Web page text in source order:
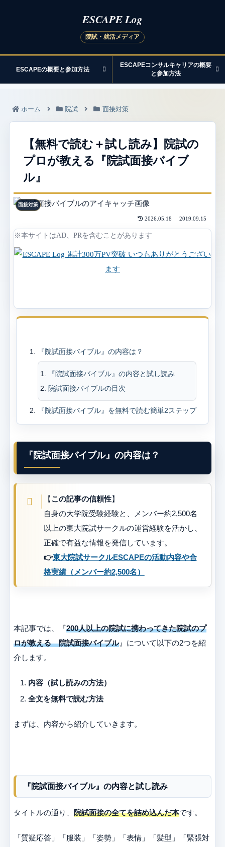
ESCAPEの概要と参加方法
ESCAPEコンサルキャリアの概要
と参加方法
ホーム 院試 面接対策
【無料で読む＋試し読み】院試の
プロが教える『院試面接バイブ
ル』
面接対策
2026.05.18 2019.09.15
※本サイトはAD、PRを含むことがあります
『院試面接バイブル』の内容は？
『院試面接バイブル』の内容と試し読み
院試面接バイブルの目次
『院試面接バイブル』を無料で読む簡単2ステップ
『院試面接バイブル』の内容は？
【この記事の信頼性】
自身の大学院受験経験と、メンバー約2,500名
以上の東大院試サークルの運営経験を活かし、
正確で有益な情報を発信しています。
👉東大院試サークルESCAPEの活動内容や合
格実績（メンバー約2,500名）
本記事では、『200人以上の院試に携わってきた院試のプ
ロが教える 院試面接バイブル』について以下の2つを紹
介します。
内容（試し読みの方法）
全文を無料で読む方法
まずは、内容から紹介していきます。
『院試面接バイブル』の内容と試し読み
タイトルの通り、 院試面接の全てを詰め込んだ本です。
「質疑応答」「服装」「姿勢」「表情」「髪型」「緊張対